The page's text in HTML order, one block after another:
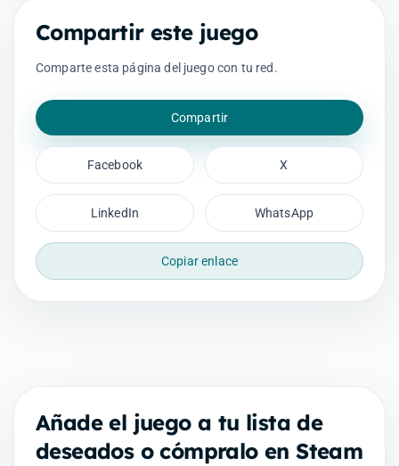
Compartir este juego
Comparte esta página del juego con tu red.
Compartir
Facebook X
LinkedIn WhatsApp
Copiar enlace
Añade el juego a tu lista de
deseados o cómpralo en Steam